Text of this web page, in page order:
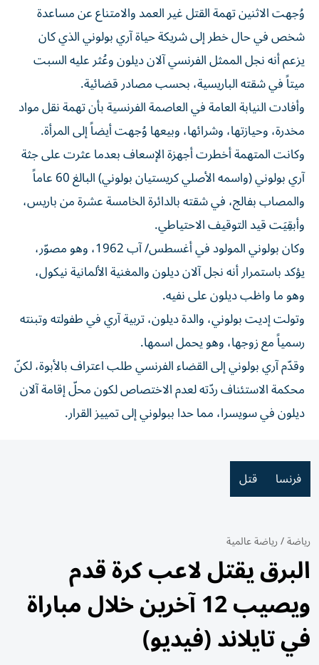
وُجهت الاثنين تهمة القتل غير العمد والامتناع عن مساعدة
شخص في حال خطر إلى شريكة حياة آري بولوني الذي كان
يزعم أنه نجل الممثل الفرنسي آلان ديلون وعُثر عليه السبت
ميتاً في شقته الباريسية، بحسب مصادر قضائية.
وأفادت النيابة العامة في العاصمة الفرنسية بأن تهمة نقل مواد
مخدرة، وحيازتها، وشرائها، وبيعها وُجهت أيضاً إلى المرأة.
وكانت المتهمة أخطرت أجهزة الإسعاف بعدما عثرت على جثة
آري بولوني (واسمه الأصلي كريستيان بولوني) البالغ 60 عاماً
والمصاب بفالج، في شقته بالدائرة الخامسة عشرة من باريس،
وأبقِيَت قيد التوقيف الاحتياطي.
وكان بولوني المولود في أغسطس/ آب 1962، وهو مصوّر،
يؤكد باستمرار أنه نجل آلان ديلون والمغنية الألمانية نيكول،
وهو ما واظب ديلون على نفيه.
وتولت إديت بولوني، والدة ديلون، تربية آري في طفولته وتبنته
رسمياً مع زوجها، وهو يحمل اسمها.
وقدّم آري بولوني إلى القضاء الفرنسي طلب اعتراف بالأبوة، لكنّ
محكمة الاستئناف ردّته لعدم الاختصاص لكون محلّ إقامة آلان
ديلون في سويسرا، مما حدا ببولوني إلى تمييز القرار.
فرنسا قتل
رياضة/رياضة عالمية
البرق يقتل لاعب كرة قدم
ويصيب 12 آخرين خلال مباراة
في تايلاند (فيديو)